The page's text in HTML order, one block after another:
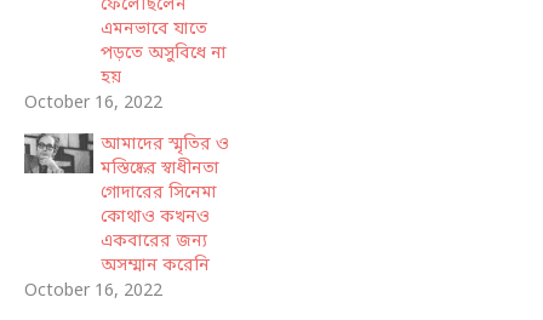
ফেলেছিলেন
এমনভাবে যাতে
পড়তে অসুবিধে না
হয়
October 16, 2022
আমাদের স্মৃতির ও
মস্তিষ্কের স্বাধীনতা
গোদারের সিনেমা
কোথাও কখনও
একবারের জন্য
অসম্মান করেনি
October 16, 2022